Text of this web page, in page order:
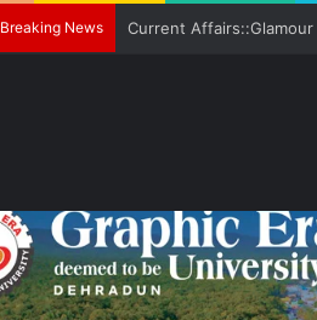
Breaking News